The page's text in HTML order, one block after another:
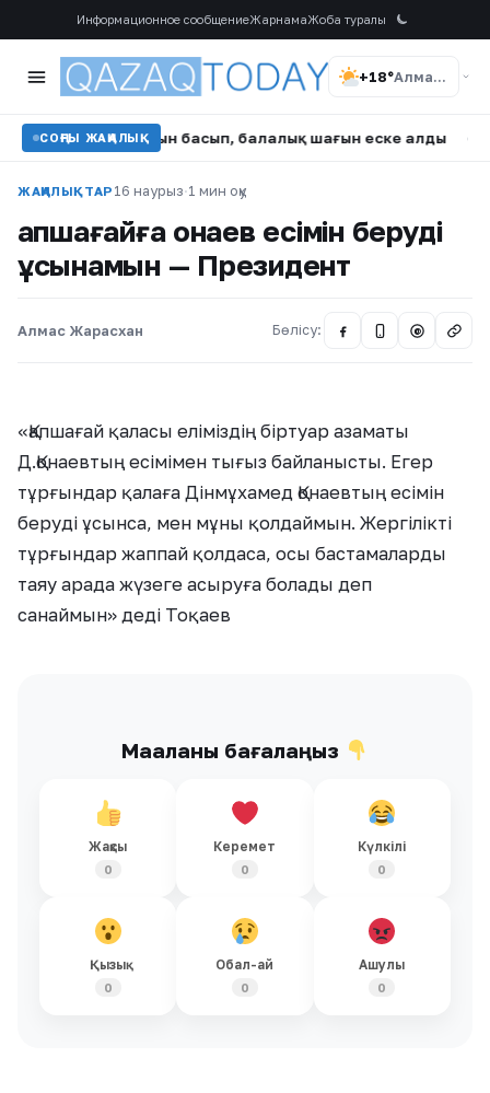
Информационное сообщениеЖарнамаЖоба туралы
+18° Алматы
СОҢҒЫ ЖАҢАЛЫҚ
сағынышын басып, балалық шағын еске алды •
ЖАҢАЛЫҚТАР 16 наурыз·1 мин оқу
Қапшағайға Қонаев есімін беруді
ұсынамын — Президент
Алмас Жарасхан Бөлісу: @
«Қапшағай қаласы еліміздің біртуар азаматы
Д.Қонаевтың есімімен тығыз байланысты. Егер
тұрғындар қалаға Дінмұхамед Қонаевтың есімін
беруді ұсынса, мен мұны қолдаймын. Жергілікті
тұрғындар жаппай қолдаса, осы бастамаларды
таяу арада жүзеге асыруға болады деп
санаймын» деді Тоқаев
Мақаланы бағалаңыз
Жақсы
0
Керемет
0
Күлкілі
0
Қызық
0
Обал-ай
0
Ашулы
0